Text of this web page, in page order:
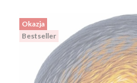
Okazja
Bestseller